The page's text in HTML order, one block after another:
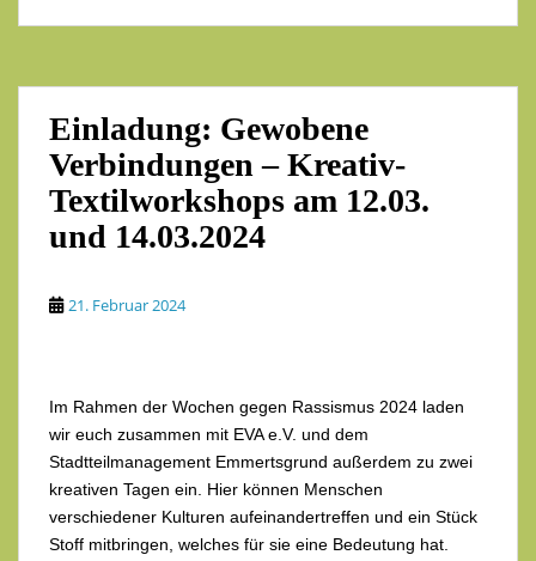
Einladung: Gewobene
Verbindungen – Kreativ-
Textilworkshops am 12.03.
und 14.03.2024
21. Februar 2024
Im Rahmen der Wochen gegen Rassismus 2024 laden
wir euch zusammen mit EVA e.V. und dem
Stadtteilmanagement Emmertsgrund außerdem zu zwei
kreativen Tagen ein. Hier können Menschen
verschiedener Kulturen aufeinandertreffen und ein Stück
Stoff mitbringen, welches für sie eine Bedeutung hat.